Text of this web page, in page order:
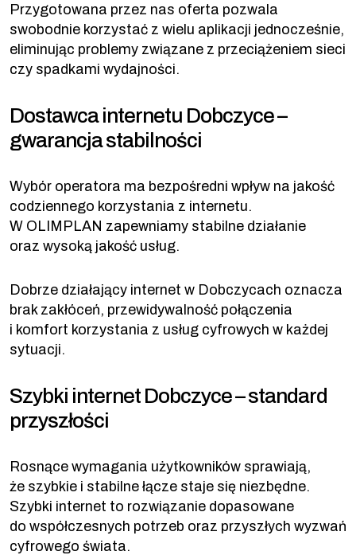
Przygotowana przez nas oferta pozwala
swobodnie korzystać z wielu aplikacji jednocześnie,
eliminując problemy związane z przeciążeniem sieci
czy spadkami wydajności.
Dostawca internetu Dobczyce –
gwarancja stabilności
Wybór operatora ma bezpośredni wpływ na jakość
codziennego korzystania z internetu.
W OLIMPLAN zapewniamy stabilne działanie
oraz wysoką jakość usług.
Dobrze działający internet w Dobczycach oznacza
brak zakłóceń, przewidywalność połączenia
i komfort korzystania z usług cyfrowych w każdej
sytuacji.
Szybki internet Dobczyce – standard
przyszłości
Rosnące wymagania użytkowników sprawiają,
że szybkie i stabilne łącze staje się niezbędne.
Szybki internet to rozwiązanie dopasowane
do współczesnych potrzeb oraz przyszłych wyzwań
cyfrowego świata.